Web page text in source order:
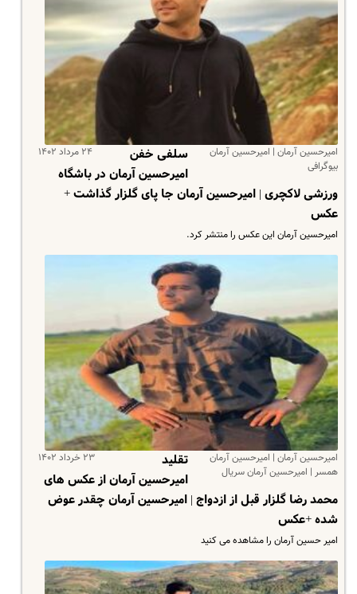
امیرحسین آرمان | امیرحسین آرمان
بیوگرافی
۲۴ مرداد ۱۴۰۲
سلفی خفن
امیرحسین آرمان در باشگاه
ورزشی لاکچری | امیرحسین آرمان جا پای گلزار گذاشت +
عکس
امیرحسین آرمان این عکس را منتشر کرد.
امیرحسین آرمان | امیرحسین آرمان
همسر | امیرحسین آرمان سریال
۲۳ خرداد ۱۴۰۲
تقلید
امیرحسین آرمان از عکس های
محمد رضا گلزار قبل از ازدواج | امیرحسین آرمان چقدر عوض
شده +عکس
امیر حسین آرمان را مشاهده می کنید